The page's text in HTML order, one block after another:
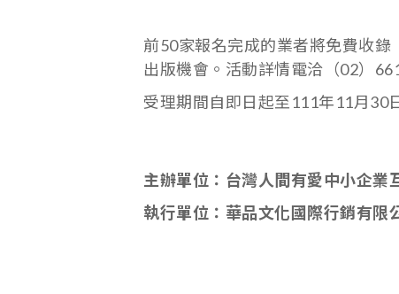
前50家報名完成的業者將免費收
出版機會。活動詳情電洽（02）
受理期間自即日起至111年11月30
主辦單位：台灣人間有愛中小企業
執行單位：華品文化國際行銷有限